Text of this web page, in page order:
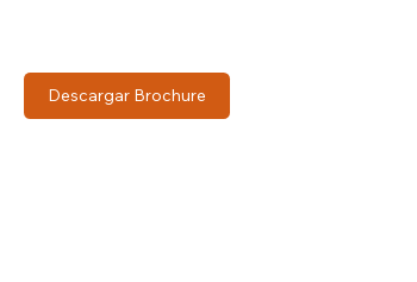
Descargar Brochure